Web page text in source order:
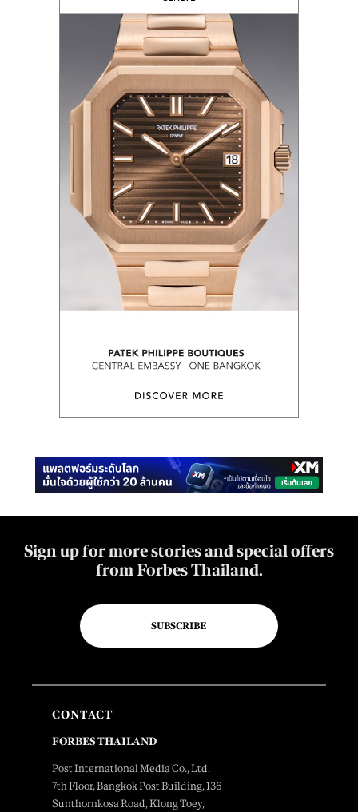
Sign up for more stories and special offers
from Forbes Thailand.
SUBSCRIBE
CONTACT
FORBES THAILAND
Post International Media Co., Ltd.
7th Floor, Bangkok Post Building, 136
Sunthornkosa Road, Klong Toey,